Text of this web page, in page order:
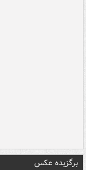
برگزیده عکس